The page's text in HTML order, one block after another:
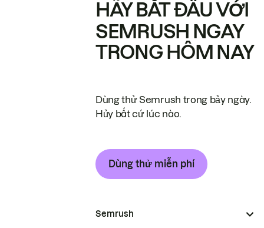
HÃY BẮT ĐẦU VỚI
SEMRUSH NGAY
TRONG HÔM NAY
Dùng thử Semrush trong bảy ngày.
Hủy bất cứ lúc nào.
Dùng thử miễn phí
Semrush